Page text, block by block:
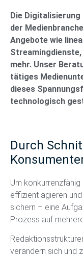
Die
der
Angebote wie
mehr. Unser
tätiges
dieses
technologisch
Durch
Um
effizient agieren
sichern – eine
Prozess auf
verändern sich und